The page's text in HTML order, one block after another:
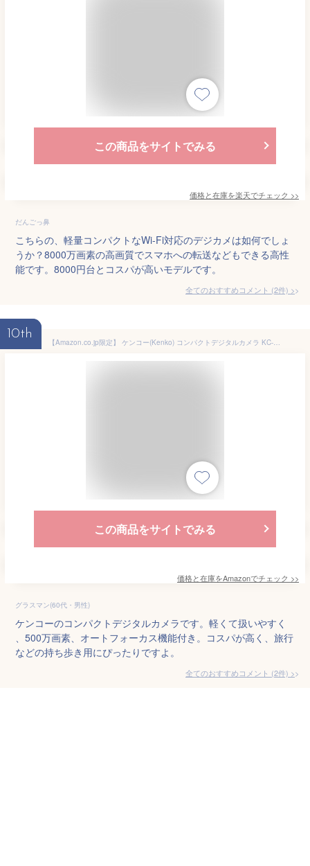
この商品をサイトでみる
価格と在庫を楽天でチェック >>
だんごっ鼻
こちらの、軽量コンパクトなWi-Fi対応のデジカメは如何でしょ
うか？8000万画素の高画質でスマホへの転送などもできる高性
能です。8000円台とコスパが高いモデルです。
全てのおすすめコメント (2件) >
10th
【Amazon.co.jp限定】 ケンコー(Kenko) コンパクトデジタルカメラ KC-AF11 BK ST バッテリー2個セット 500万画素 オートフォーカス機能 軽量101g ブラック 446522
この商品をサイトでみる
価格と在庫をAmazonでチェック >>
グラスマン(60代・男性)
ケンコーのコンパクトデジタルカメラです。軽くて扱いやすく
、500万画素、オートフォーカス機能付き。コスパが高く、旅行
などの持ち歩き用にぴったりですよ。
全てのおすすめコメント (2件) >